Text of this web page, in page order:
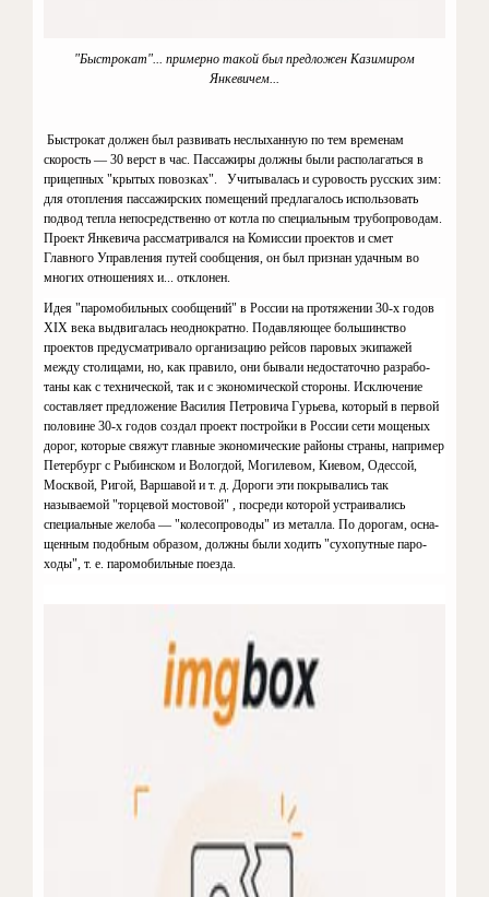
"Быстрокат"... примерно такой был предложен Казимиром
Янкевичем...
Быстрокат дол­жен был развивать неслыханную по тем временам
скорость — 30 верст в час. Пассажиры должны были рас­полагаться в
прицепных "крытых повозках".
Учитывалась и суровость русских зим:
для отопления пассажирских помещений предла­галось использовать
подвод тепла непосредственно от котла по специ­альным трубопроводам.
Проект Янкевича рассматривался на Комис­сии проектов и смет
Главного Уп­равления путей сообщения, он был признан удачным во
многих отно­шениях и... отклонен.
Идея "паромобильных сообще­ний" в России на протяжении 30-х годов
XIX века выдвигалась неодно­кратно. Подавляющее большинство
проектов предусматривало органи­зацию рейсов паровых экипажей
между столицами, но, как правило, они бывали недостаточно разрабо­
таны как с технической, так и с эко­номической стороны. Исключение
составляет предложение Василия Петровича Гурьева, который в пер­вой
половине 30-х годов создал про­ект постройки в России сети моще­ных
дорог, которые свяжут главные экономические районы страны, на­пример
Петербург с Рыбинском и Вологдой, Могилевом, Киевом, Одессой,
Москвой, Ригой, Варша­вой и т. д. Дороги эти покрывались так
называемой "торцевой мосто­вой" , посреди которой устраивались
специальные желоба — "колесопроводы" из металла. По дорогам, осна­
щенным подобным образом, долж­ны были ходить "сухопутные паро­
ходы", т. е. паромобильные поезда.